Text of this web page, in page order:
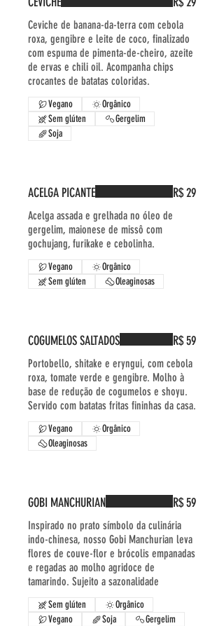
Ceviche de banana-da-terra com cebola
roxa, gengibre e leite de coco, finalizado
com espuma de pimenta-de-cheiro, azeite
de ervas e chili oil. Acompanha chips
crocantes de batatas coloridas.
Vegano
Orgânico
Sem glúten
Gergelim
Soja
ACELGA PICANTE
Acelga assada e grelhada no óleo de
gergelim, maionese de missô com
gochujang, furikake e cebolinha.
R$ 29
Vegano
Orgânico
Sem glúten
Oleaginosas
COGUMELOS SALTADOS
Portobello, shitake e eryngui, com cebola
roxa, tomate verde e gengibre. Molho à
base de redução de cogumelos e shoyu.
Servido com batatas fritas fininhas da casa.
R$ 59
Vegano
Orgânico
Oleaginosas
GOBI MANCHURIAN
Inspirado no prato símbolo da culinária
indo-chinesa, nosso Gobi Manchurian leva
flores de couve-flor e brócolis empanadas
e regadas ao molho agridoce de
tamarindo. Sujeito a sazonalidade
R$ 59
Sem glúten
Orgânico
Vegano
Soja Gergelim